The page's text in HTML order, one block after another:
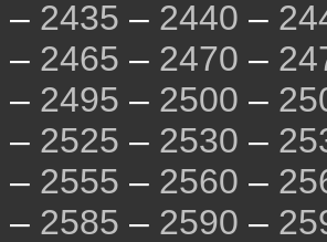
– 2435 – 2440 –
– 2465 – 2470 –
– 2495 – 2500 –
– 2525 – 2530 –
– 2555 – 2560 –
– 2585 – 2590 –